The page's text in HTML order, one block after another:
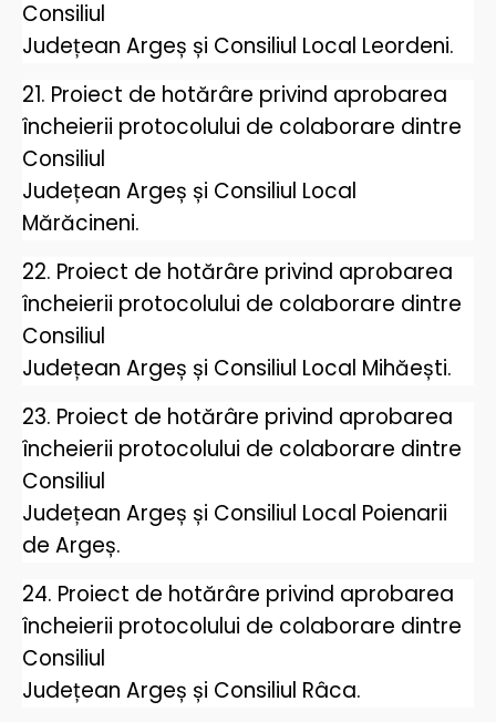
Consiliul
Județean Argeș și Consiliul Local Leordeni.
21. Proiect de hotărâre privind aprobarea
încheierii protocolului de colaborare dintre
Consiliul
Județean Argeș și Consiliul Local
Mărăcineni.
22. Proiect de hotărâre privind aprobarea
încheierii protocolului de colaborare dintre
Consiliul
Județean Argeș și Consiliul Local Mihăești.
23. Proiect de hotărâre privind aprobarea
încheierii protocolului de colaborare dintre
Consiliul
Județean Argeș și Consiliul Local Poienarii
de Argeș.
24. Proiect de hotărâre privind aprobarea
încheierii protocolului de colaborare dintre
Consiliul
Județean Argeș și Consiliul Râca.